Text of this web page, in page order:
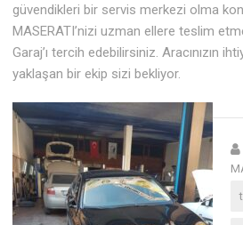
güvendikleri bir servis merkezi olma
MASERATI’nizi uzman ellere teslim
Garaj’ı tercih edebilirsiniz. Aracınızın
yaklaşan bir ekip sizi bekliyor.